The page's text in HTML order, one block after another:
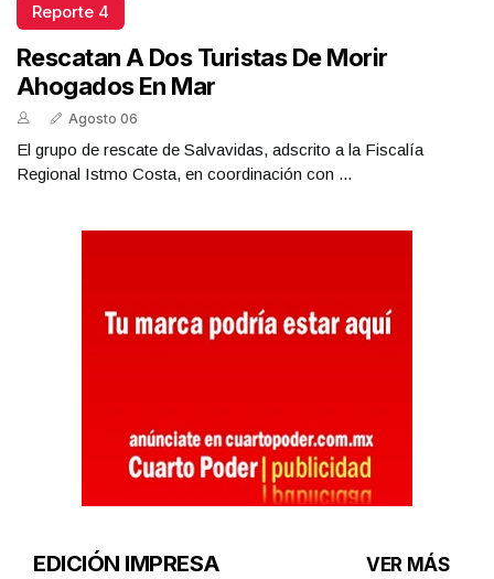
Reporte 4
Rescatan A Dos Turistas De Morir
Ahogados En Mar
Agosto 06
El grupo de rescate de Salvavidas, adscrito a la Fiscalía
Regional Istmo Costa, en coordinación con ...
EDICIÓN IMPRESA VER MÁS